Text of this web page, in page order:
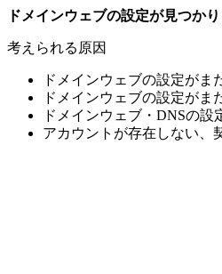
ドメインウェブの設定が見つか
考えられる原因
ドメインウェブの設定がま
ドメインウェブの設定が
ドメインウェブ・DNSの設
アカウントが存在しない、